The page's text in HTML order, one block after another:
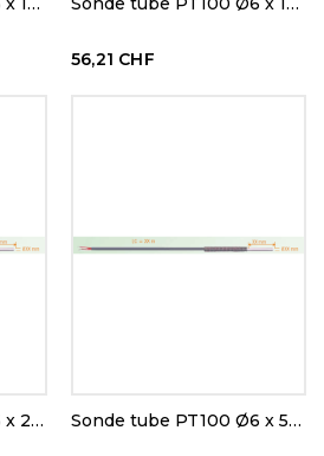
56,21 CHF
Sonde tube PT100 Ø6 x 200 mm Sonde tube PT100 Ø6 x 52 mm